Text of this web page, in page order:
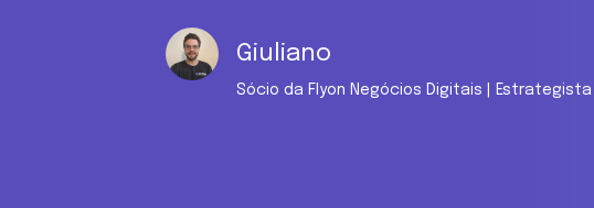
Giuliano
Sócio da Flyon Negócios Digitais |